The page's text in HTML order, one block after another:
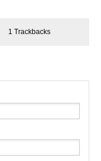
1 Trackbacks